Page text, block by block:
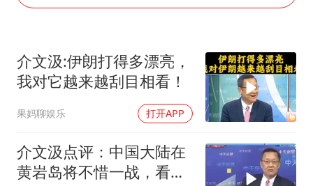
NBA传奇教练老尼尔森去世
轰-6K到底是不是战略轰炸机
“皋”在低处
面对面丨蔡磊：与渐冻症抗争 纵使不敌 也不屈服
加沙约14万栋建筑被完全摧毁
从科技创新看开局起步的时与势
介文汲:伊朗打得多漂亮，
我对它越来越刮目相看！
果妈聊娱乐 打开APP
介文汲点评：中国大陆在
黄岩岛将不惜一战，看你